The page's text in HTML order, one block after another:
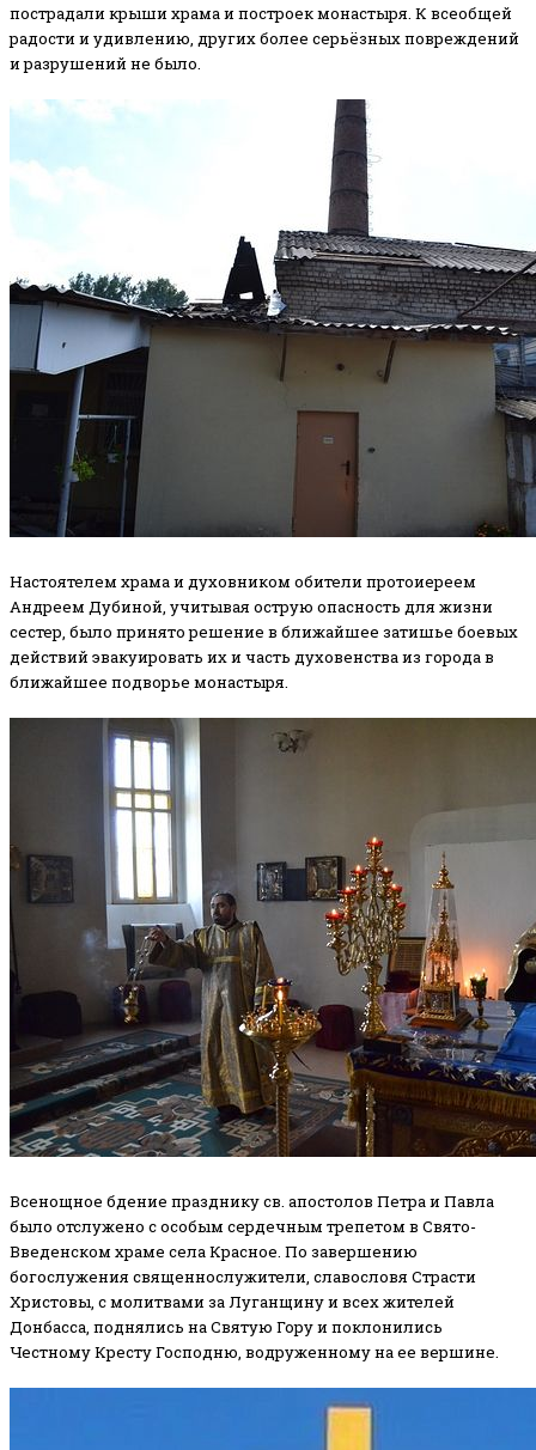
пострадали крыши храма и построек монастыря. К всеобщей
радости и удивлению, других более серьёзных повреждений
и разрушений не было.
Настоятелем храма и духовником обители протоиереем
Андреем Дубиной, учитывая острую опасность для жизни
сестер, было принято решение в ближайшее затишье боевых
действий эвакуировать их и часть духовенства из города в
ближайшее подворье монастыря.
Всенощное бдение празднику св. апостолов Петра и Павла
было отслужено с особым сердечным трепетом в Свято-
Введенском храме села Красное. По завершению
богослужения священнослужители, славословя Страсти
Христовы, с молитвами за Луганщину и всех жителей
Донбасса, поднялись на Святую Гору и поклонились
Честному Кресту Господню, водруженному на ее вершине.